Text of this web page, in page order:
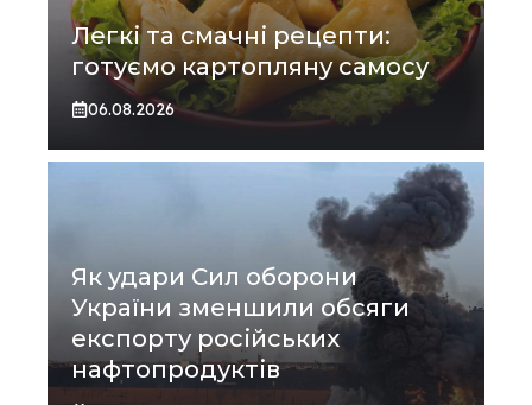
Легкі та смачні рецепти:
готуємо картопляну самосу
06.08.2026
Як удари Сил оборони
України зменшили обсяги
експорту російських
нафтопродуктів